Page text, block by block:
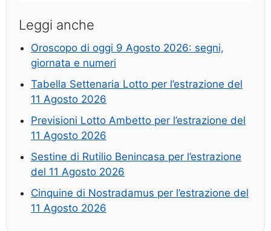
Leggi anche
Oroscopo di oggi 9 Agosto 2026: segni,
giornata e numeri
Tabella Settenaria Lotto per l’estrazione del
11 Agosto 2026
Previsioni Lotto Ambetto per l’estrazione del
11 Agosto 2026
Sestine di Rutilio Benincasa per l’estrazione
del 11 Agosto 2026
Cinquine di Nostradamus per l’estrazione del
11 Agosto 2026